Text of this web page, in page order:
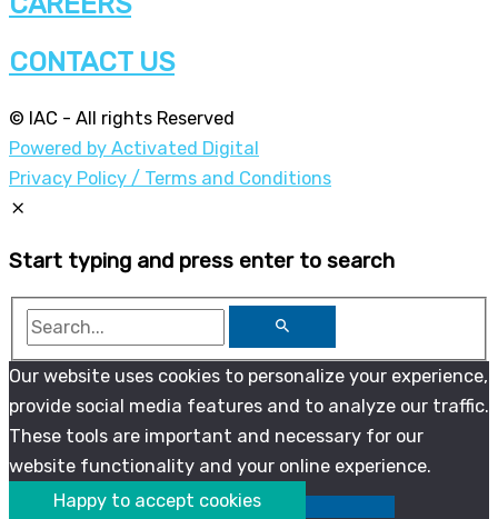
CONTACT US
© IAC - All rights Reserved
Powered by Activated Digital
Privacy Policy / Terms and Conditions
Start typing and press enter to search
Our website uses cookies to personalize your experience,
provide social media features and to analyze our traffic.
These tools are important and necessary for our
website functionality and your online experience.
Happy to accept cookies